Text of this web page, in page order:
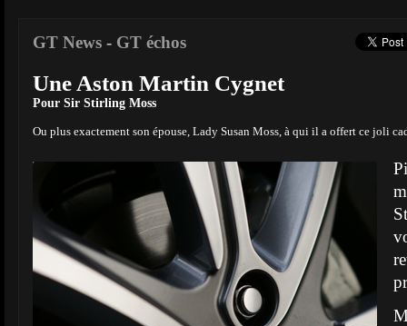
GT News - GT échos
Une Aston Martin Cygnet
Pour Sir Stirling Moss
Ou plus exactement son épouse, Lady Susan Moss, à qui il a offert ce joli